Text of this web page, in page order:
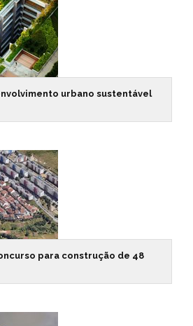
urbano sustentável
para construção de 48